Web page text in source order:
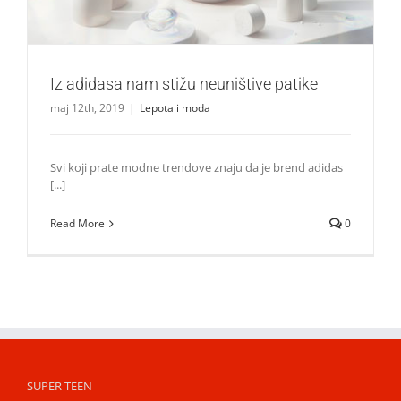
Iz adidasa nam stižu neuništive patike
maj 12th, 2019 | Lepota i moda
Svi koji prate modne trendove znaju da je brend adidas
[...]
Read More 0
SUPER TEEN